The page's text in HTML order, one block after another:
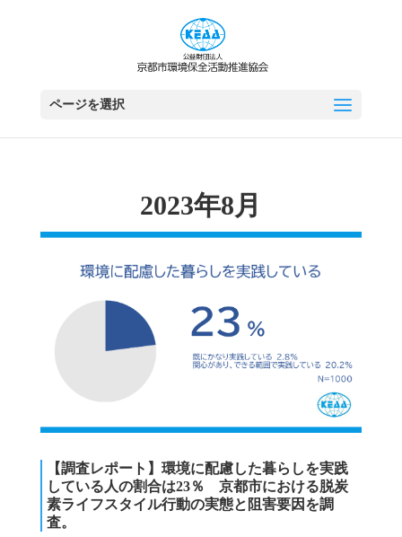
ページを選択
2023年8月
【調査レポート】環境に配慮した暮らしを実践
している人の割合は23％ 京都市における脱炭
素ライフスタイル行動の実態と阻害要因を調
査。